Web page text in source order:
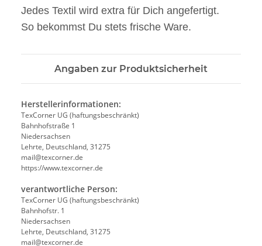
Jedes Textil wird extra für Dich angefertigt.
So bekommst Du stets frische Ware.
Angaben zur Produktsicherheit
Herstellerinformationen:
TexCorner UG (haftungsbeschränkt)
Bahnhofstraße 1
Niedersachsen
Lehrte, Deutschland, 31275
mail@texcorner.de
https://www.texcorner.de
verantwortliche Person:
TexCorner UG (haftungsbeschränkt)
Bahnhofstr. 1
Niedersachsen
Lehrte, Deutschland, 31275
mail@texcorner.de